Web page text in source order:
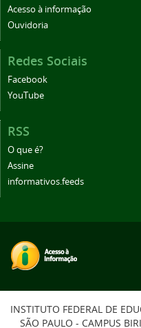
Acesso à informação
Ouvidoria
Redes Sociais
Facebook
YouTube
RSS
O que é?
Assine
informativos.feeds
INSTITUTO FEDERAL DE
SÃO PAULO - CAMPUS